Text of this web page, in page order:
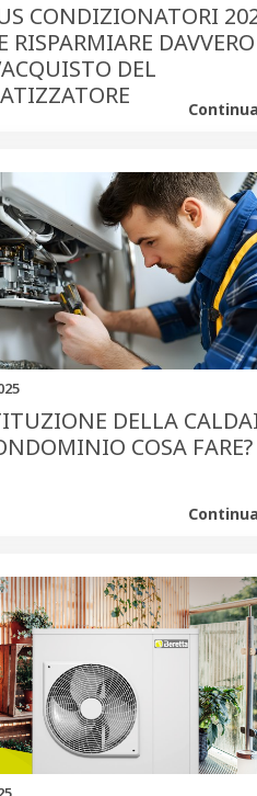
CONDIZIONATORI
RISPARMIARE DAVVERO
DEL
Continua
DELLA
COSA FARE?
Continua